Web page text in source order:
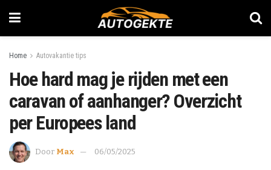
Home Autovakantie tips
Hoe hard mag je rijden met een
caravan of aanhanger? Overzicht
per Europees land
Door Max 06/05/2025